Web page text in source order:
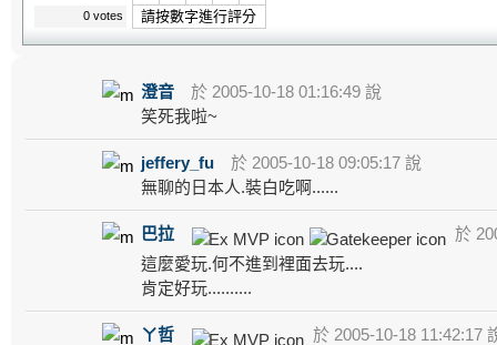
0 votes 請按數字進行評分
澄音
於 2005-10-18 01:16:49 說
笑死我啦~
jeffery_fu
於 2005-10-18 09:05:17 說
無聊的日本人.裝白吃啊......
巴拉
於
這麼愛玩.何不進到裡面去玩....
肯定好玩..........
ㄚ哲
於 2005-10-18 11:42:17